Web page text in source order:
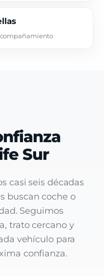
Sur
casi seis décadas
buscan coche o
Seguimos
trato cercano y
vehículo para
confianza.